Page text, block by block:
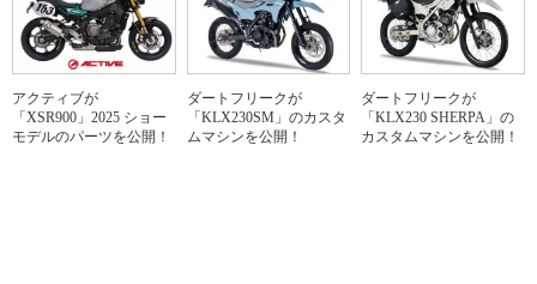
アクティブが
「XSR900」2025 ショー
モデルのパーツを公開！
ダートフリークが
「KLX230SM」のカスタ
ムマシンを公開！
ダートフリークが
「KLX230 SHERPA」の
カスタムマシンを公開！